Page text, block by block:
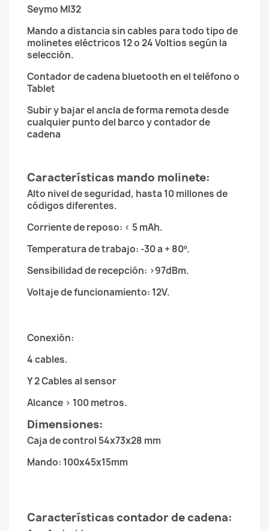
Seymo MI32
Mando a distancia sin cables para todo tipo de
molinetes eléctricos 12 o 24 Voltios según la
selección.
Contador de cadena bluetooth en el teléfono o
Tablet
Subir y bajar el ancla de forma remota desde
cualquier punto del barco y contador de
cadena
Características mando molinete:
Alto nivel de seguridad, hasta 10 millones de
códigos diferentes.
Corriente de reposo: < 5 mAh.
Temperatura de trabajo: -30 a + 80º.
Sensibilidad de recepción: >97dBm.
Voltaje de funcionamiento: 12V.
Conexión:
4 cables.
Y 2 Cables al sensor
Alcance > 100 metros.
Dimensiones:
Caja de control 54x73x28 mm
Mando: 100x45x15mm
Características contador de cadena: